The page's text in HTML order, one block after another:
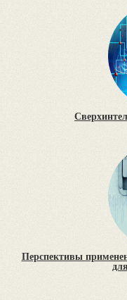
Перспективы